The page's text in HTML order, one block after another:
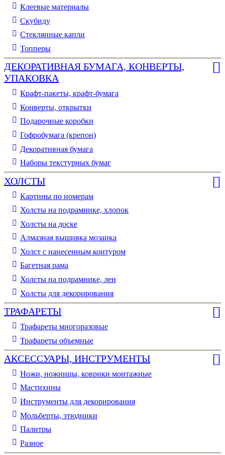
Клеевые материалы
Скубиду
Стеклянные капли
Топперы
ДЕКОРАТИВНАЯ БУМАГА, КОНВЕРТЫ,
УПАКОВКА
Крафт-пакеты, крафт-бумага
Конверты, открытки
Подарочные коробки
Гофробумага (крепон)
Декоративная бумага
Наборы текстурных бумаг
ХОЛСТЫ
Картины по номерам
Холсты на подрамнике, хлопок
Холсты на доске
Алмазная вышивка мозаика
Холст с нанесенным контуром
Багетная рама
Холсты на подрамнике, лен
Холсты для декорирования
ТРАФАРЕТЫ
Трафареты многоразовые
Трафареты объемные
АКСЕССУАРЫ, ИНСТРУМЕНТЫ
Ножи, ножницы, коврики монтажные
Мастихины
Инструменты для декорирования
Мольберты, этюдники
Палитры
Разное